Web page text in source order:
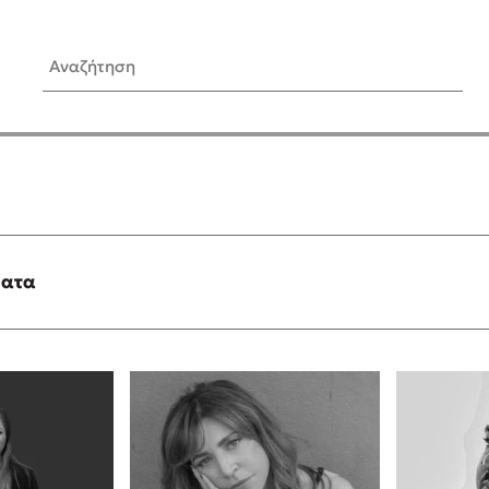
Αναζήτηση
είναι «το πρόβλημα»
Τι είναι η
Δανάη Δεληγεώργη
Συγχαρητήρια, Πέθανες!